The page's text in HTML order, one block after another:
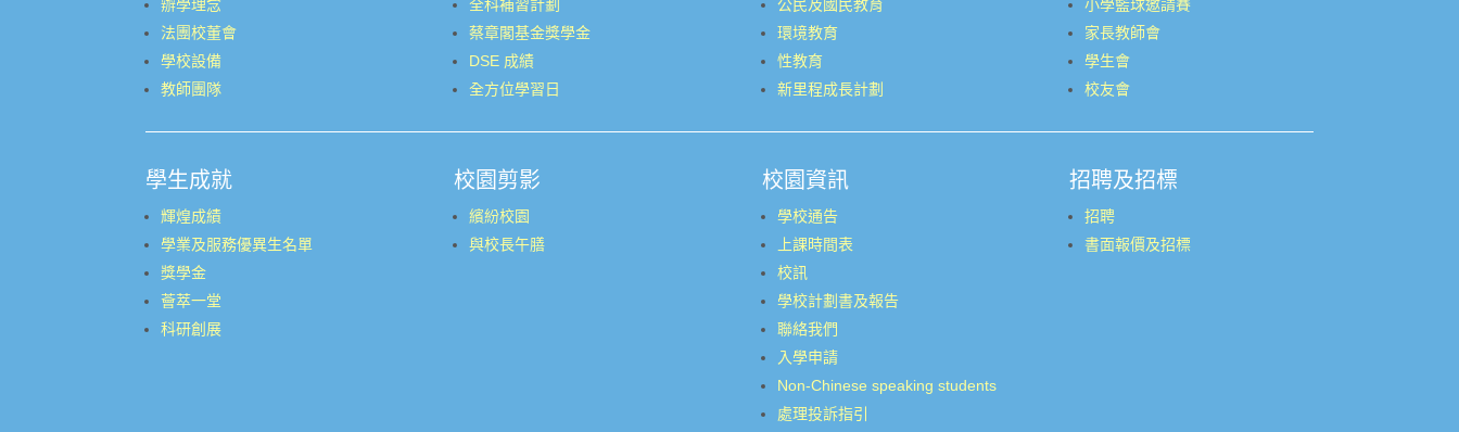
辦學理念
法團校董會
學校設備
教師團隊
全科補習計劃
蔡章閣基金獎學金
DSE 成績
全方位學習日
公民及國民教育
環境教育
性教育
新里程成長計劃
小學籃球邀請賽
家長教師會
學生會
校友會
學生成就
輝煌成績
學業及服務優異生名單
獎學金
薈萃一堂
科研創展
校園剪影
繽紛校園
與校長午膳
校園資訊
學校通告
上課時間表
校訊
學校計劃書及報告
聯絡我們
入學申請
Non-Chinese speaking students
處理投訴指引
招聘及招標
招聘
書面報價及招標